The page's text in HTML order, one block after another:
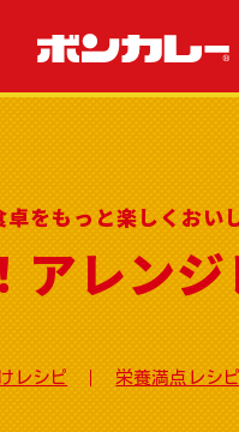
卓をもっと楽しくおい
アレン
レシピ 栄養満点レシピ